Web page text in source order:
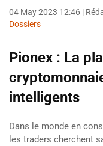
04 May 2023 12:46 |
Dossiers
Pionex : La
intelligents
Dans le monde en
les traders cherchent